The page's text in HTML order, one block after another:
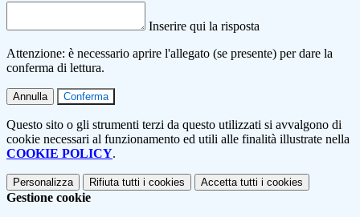
Inserire qui la risposta
Attenzione: è necessario aprire l'allegato (se presente) per dare la
conferma di lettura.
Annulla Conferma
Questo sito o gli strumenti terzi da questo utilizzati si avvalgono di
cookie necessari al funzionamento ed utili alle finalità illustrate nella
COOKIE POLICY.
Personalizza Rifiuta tutti i cookies Accetta tutti i cookies
Gestione cookie